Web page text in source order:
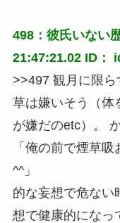
498：彼氏いない
21:47:21.02 ID：
>>497 観月に限
草は嫌いそう（体
が嫌だのetc）。
「俺の前で煙草
^^」
的な妄想で危ない
想で健康的になっ